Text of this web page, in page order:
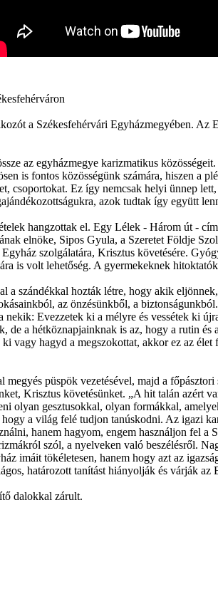
a Székesfehérvári Egyházmegyében.
az egyházmegye karizmatikus
is fontos közösségünk számára, hiszen a
Ez így nemcsak helyi ünnep
azok tudtak így együtt
hangzottak el. Egy Lélek - Három út -
elnöke, Sipos Gyula, a Szeretet Földje
szolgálatára, Krisztus követésére.
is volt lehetőség. A gyermekeknek
szándékkal hozták létre, hogy akik
az önzésünkből, a
Evezzetek ki a mélyre és vessétek ki
de a hétköznapjainknak is az, hogy a rutin
vagy hagyd a megszokottat, akkor ez az
püspök vezetésével, majd a
Krisztus követésünket. „A hit talán azért
olyan gesztusokkal, olyan formákkal,
a világ felé tudjon tanúskodni. Az igazi
hanem hagyom, engem használjon fel
szól, a nyelveken való beszélésről.
imáit tökéletesen, hanem hogy azt az
határozott tanítást hiányolják és várják az
dalokkal zárult.